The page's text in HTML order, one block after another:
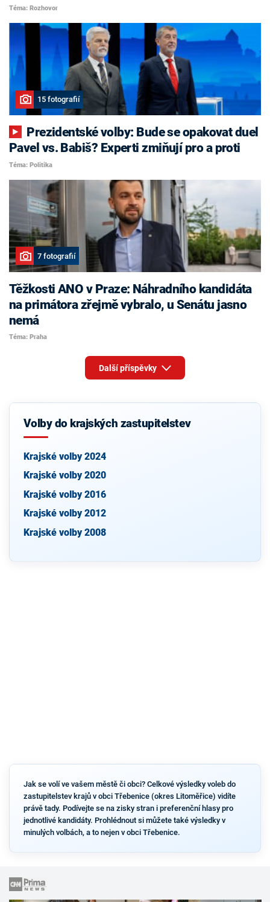
Téma: Rozhovor
15 fotografií
Pavel vs. Babiš? Experti zmiňují pro a proti
Téma: Politika
7 fotografií
Těžkosti ANO v Praze: Náhradního kandidáta
na primátora zřejmě vybralo, u Senátu jasno
nemá
Téma: Praha
Další příspěvky
Volby do krajských zastupitelstev
Krajské volby 2024
Krajské volby 2020
Krajské volby 2016
Krajské volby 2012
Krajské volby 2008
Jak se volí ve vašem městě či obci? Celkové výsledky voleb do
zastupitelstev krajů v obci Třebenice (okres Litoměřice) vidíte
právě tady. Podívejte se na zisky stran i preferenční hlasy pro
jednotlivé kandidáty. Prohlédnout si můžete také výsledky v
minulých volbách, a to nejen v obci Třebenice.